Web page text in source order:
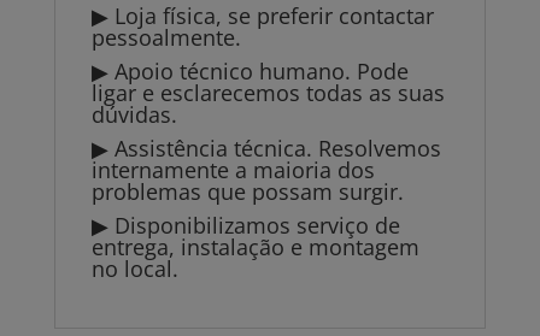
▶ Loja física, se preferir contactar
pessoalmente.
▶ Apoio técnico humano. Pode
ligar e esclarecemos todas as suas
dúvidas.
▶ Assistência técnica. Resolvemos
internamente a maioria dos
problemas que possam surgir.
▶ Disponibilizamos serviço de
entrega, instalação e montagem
no local.